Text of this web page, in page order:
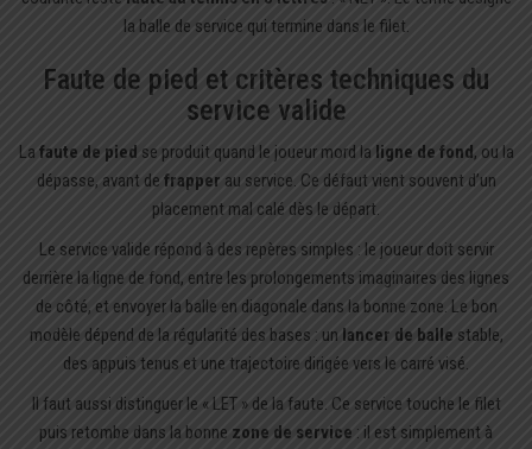
la balle de service qui termine dans le filet.
Faute de pied et critères techniques du
service valide
La faute de pied se produit quand le joueur mord la ligne de fond, ou la
dépasse, avant de frapper au service. Ce défaut vient souvent d’un
placement mal calé dès le départ.
Le service valide répond à des repères simples : le joueur doit servir
derrière la ligne de fond, entre les prolongements imaginaires des lignes
de côté, et envoyer la balle en diagonale dans la bonne zone. Le bon
modèle dépend de la régularité des bases : un lancer de balle stable,
des appuis tenus et une trajectoire dirigée vers le carré visé.
Il faut aussi distinguer le « LET » de la faute. Ce service touche le filet
puis retombe dans la bonne zone de service : il est simplement à